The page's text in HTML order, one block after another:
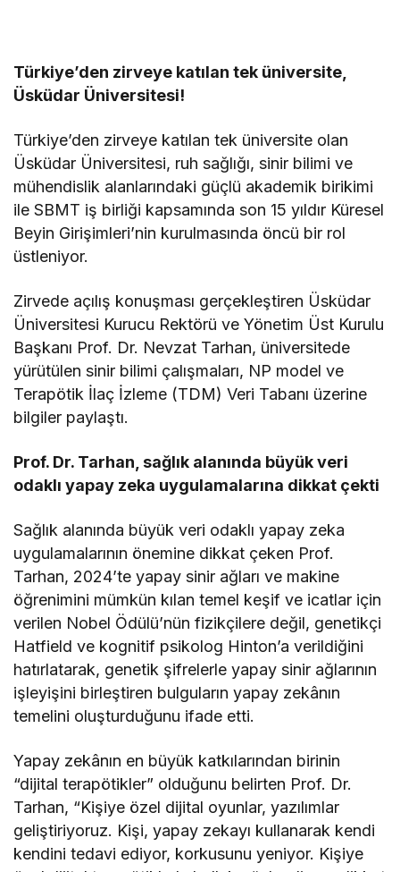
Türkiye’den zirveye katılan tek üniversite,
Üsküdar Üniversitesi!
Türkiye’den zirveye katılan tek üniversite olan
Üsküdar Üniversitesi, ruh sağlığı, sinir bilimi ve
mühendislik alanlarındaki güçlü akademik birikimi
ile SBMT iş birliği kapsamında son 15 yıldır Küresel
Beyin Girişimleri’nin kurulmasında öncü bir rol
üstleniyor.
Zirvede açılış konuşması gerçekleştiren Üsküdar
Üniversitesi Kurucu Rektörü ve Yönetim Üst Kurulu
Başkanı Prof. Dr. Nevzat Tarhan, üniversitede
yürütülen sinir bilimi çalışmaları, NP model ve
Terapötik İlaç İzleme (TDM) Veri Tabanı üzerine
bilgiler paylaştı.
Prof. Dr. Tarhan, sağlık alanında büyük veri
odaklı yapay zeka uygulamalarına dikkat çekti
Sağlık alanında büyük veri odaklı yapay zeka
uygulamalarının önemine dikkat çeken Prof.
Tarhan, 2024’te yapay sinir ağları ve makine
öğrenimini mümkün kılan temel keşif ve icatlar için
verilen Nobel Ödülü’nün fizikçilere değil, genetikçi
Hatfield ve kognitif psikolog Hinton’a verildiğini
hatırlatarak, genetik şifrelerle yapay sinir ağlarının
işleyişini birleştiren bulguların yapay zekânın
temelini oluşturduğunu ifade etti.
Yapay zekânın en büyük katkılarından birinin
“dijital terapötikler” olduğunu belirten Prof. Dr.
Tarhan, “Kişiye özel dijital oyunlar, yazılımlar
geliştiriyoruz. Kişi, yapay zekayı kullanarak kendi
kendini tedavi ediyor, korkusunu yeniyor. Kişiye